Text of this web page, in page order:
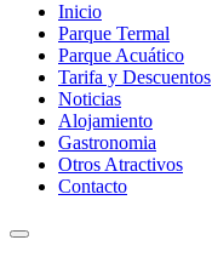
Inicio
Parque Termal
Parque Acuático
Tarifa y Descuentos
Noticias
Alojamiento
Gastronomia
Otros Atractivos
Contacto